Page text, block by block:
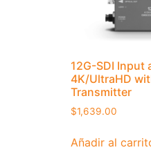
12G-SDI Input
4K/UltraHD
Transmitter
$1,639.00
Añadir al